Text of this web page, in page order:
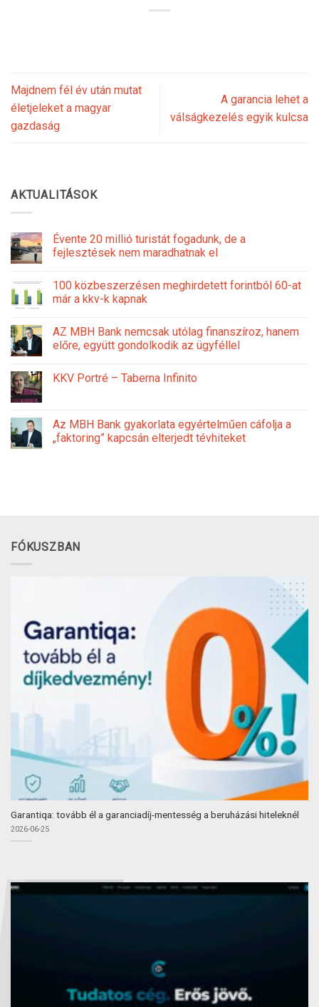
Majdnem fél év után mutat
életjeleket a magyar
gazdaság
A garancia lehet a
válságkezelés egyik kulcsa
AKTUALITÁSOK
Évente 20 millió turistát fogadunk, de a
fejlesztések nem maradhatnak el
100 közbeszerzésen meghirdetett forintból 60-at
már a kkv-k kapnak
AZ MBH Bank nemcsak utólag finanszíroz, hanem
előre, együtt gondolkodik az ügyféllel
KKV Portré – Taberna Infinito
Az MBH Bank gyakorlata egyértelműen cáfolja a
„faktoring” kapcsán elterjedt tévhiteket
FÓKUSZBAN
Garantiqa: tovább él a garanciadíj-mentesség a beruházási hiteleknél
2026-06-25